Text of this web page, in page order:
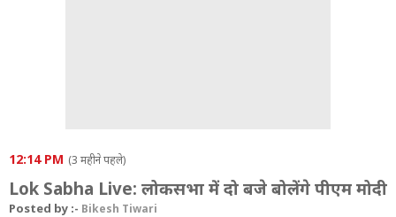
12:14 PM (3 महीने पहले)
Lok Sabha Live: लोकसभा में दो बजे बोलेंगे पीएम मोदी
Posted by :- Bikesh Tiwari